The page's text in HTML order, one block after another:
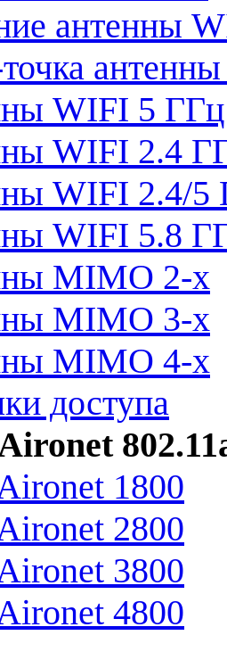
антенны
WIFI 5 ГГц
WIFI 2.4
WIFI 2.4/5
WIFI 5.8
MIMO 2-x
MIMO 3-x
MIMO 4-x
доступа
1800
2800
3800
4800